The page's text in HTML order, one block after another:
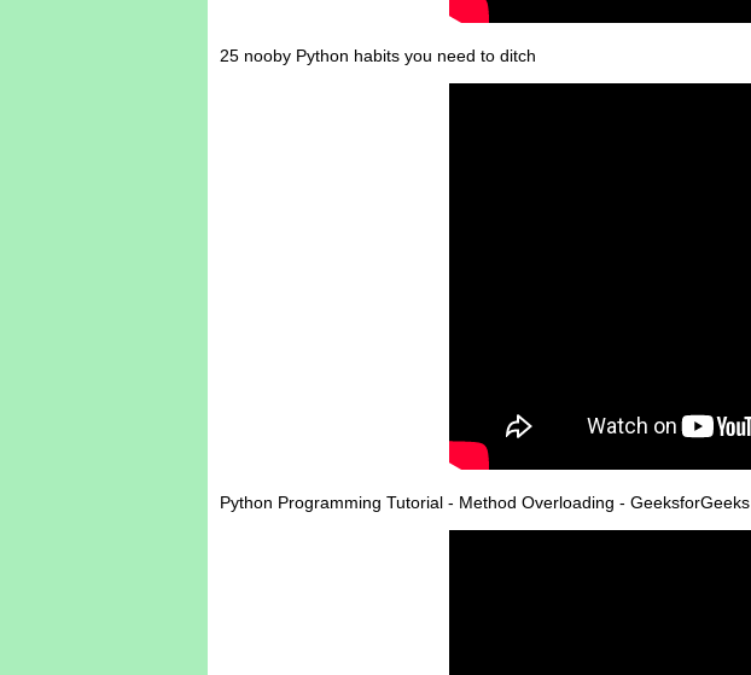
25 nooby Python habits you need to ditch
Python Programming Tutorial - Method Overloading - GeeksforGeeks